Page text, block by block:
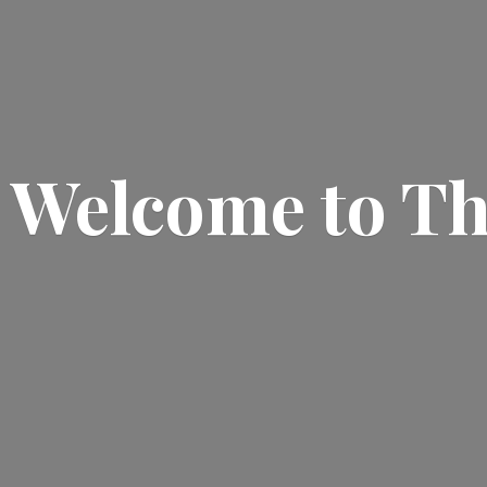
Welcometo